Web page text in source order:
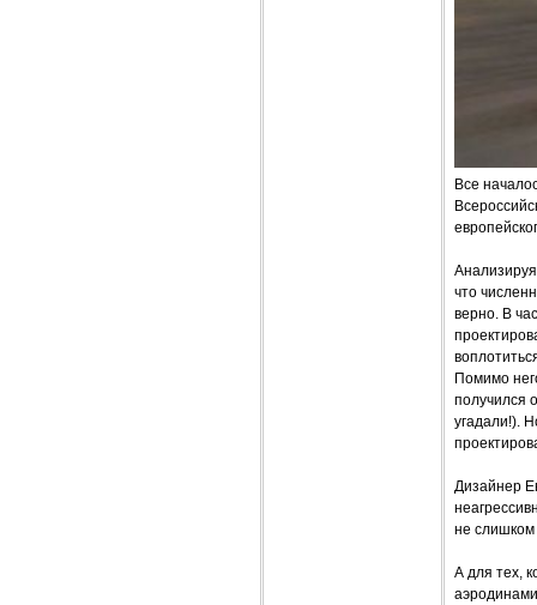
Все
что
верно. В
Помимо
получился
угадали!).
Дизайнер
не слишком
А для тех,